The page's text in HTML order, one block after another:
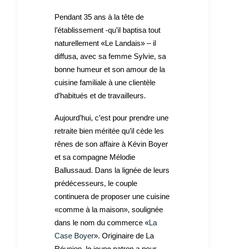
Pendant 35 ans à la tête de
l’établissement -qu’il baptisa tout
naturellement «Le Landais» – il
diffusa, avec sa femme Sylvie, sa
bonne humeur et son amour de la
cuisine familiale à une clientèle
d’habitués et de travailleurs.
Aujourd’hui, c’est pour prendre une
retraite bien méritée qu’il cède les
rênes de son affaire à Kévin Boyer
et sa compagne Mélodie
Ballussaud. Dans la lignée de leurs
prédécesseurs, le couple
continuera de proposer une cuisine
«comme à la maison», soulignée
dans le nom du commerce «La
Case Boyer». Originaire de La